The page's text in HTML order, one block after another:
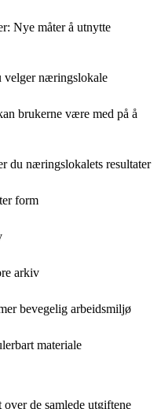
Nye måter å utnytte
velger næringslokale
brukerne være med på å
du næringslokalets resultater
form
arkiv
bevegelig arbeidsmiljø
materiale
de samlede utgiftene